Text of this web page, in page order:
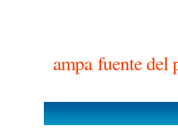
ampafuente del